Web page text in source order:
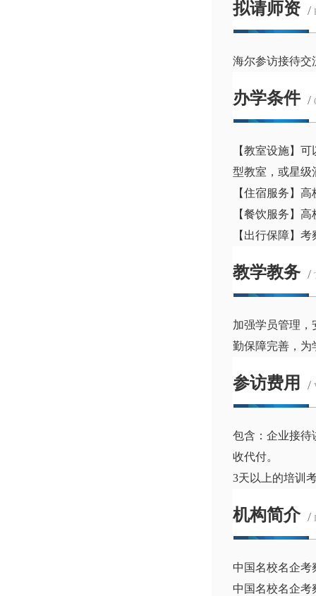
拟请师资 /
海尔参访接待交
办学条件 /
【教室设施】
型教室，或星级
【住宿服务】
【餐饮服务】
【出行保障】
教学教务 /
加强学员管理，
勤保障完善，为
参访费用 /
包含：企业接待
收代付。
3天以上的培训
机构简介 /
中国名校名企考
中国名校名企